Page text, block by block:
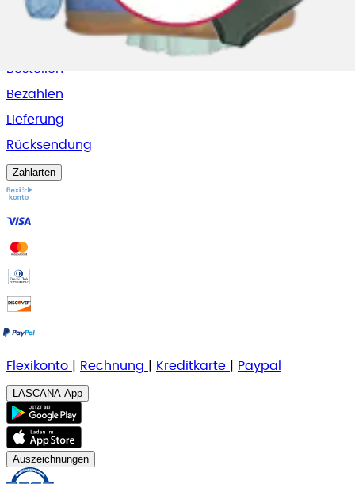
Bademoden Beratung
Bestellen
Bezahlen
Lieferung
Rücksendung
Zahlarten
Flexikonto Rechnung Kreditkarte Paypal
LASCANA App
Auszeichnungen